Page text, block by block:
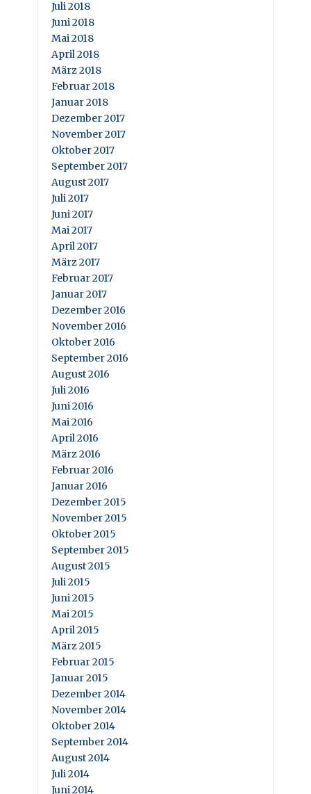
Juli 2018
Juni 2018
Mai 2018
April 2018
März 2018
Februar 2018
Januar 2018
Dezember 2017
November 2017
Oktober 2017
September 2017
August 2017
Juli 2017
Juni 2017
Mai 2017
April 2017
März 2017
Februar 2017
Januar 2017
Dezember 2016
November 2016
Oktober 2016
September 2016
August 2016
Juli 2016
Juni 2016
Mai 2016
April 2016
März 2016
Februar 2016
Januar 2016
Dezember 2015
November 2015
Oktober 2015
September 2015
August 2015
Juli 2015
Juni 2015
Mai 2015
April 2015
März 2015
Februar 2015
Januar 2015
Dezember 2014
November 2014
Oktober 2014
September 2014
August 2014
Juli 2014
Juni 2014